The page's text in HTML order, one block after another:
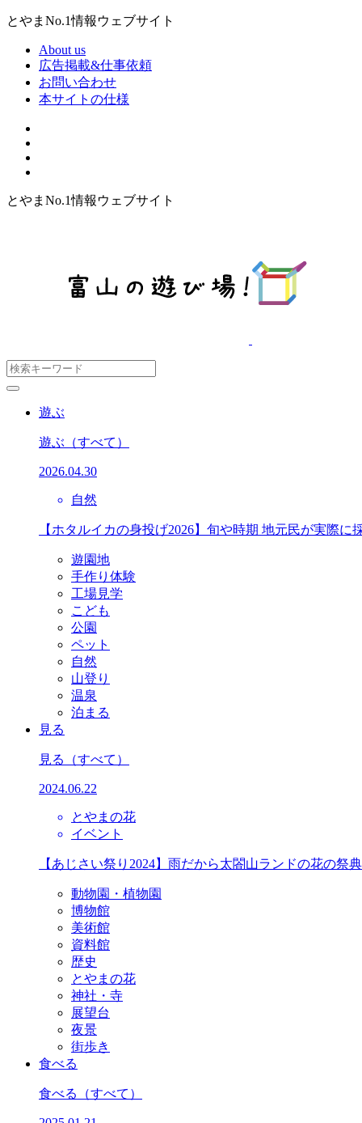
とやまNo.1情報ウェブサイト
About us
広告掲載&仕事依頼
お問い合わせ
本サイトの仕様
とやまNo.1情報ウェブサイト
遊ぶ
遊ぶ （すべて）
2026.04.30
自然
【ホタルイカの身投げ2026】旬や時期 地元民が実際に
遊園地
手作り体験
工場見学
こども
公園
ペット
自然
山登り
温泉
泊まる
見る
見る （すべて）
2024.06.22
とやまの花
イベント
【あじさい祭り2024】雨だから太閤山ランドの花の祭
動物園・植物園
博物館
美術館
資料館
歴史
とやまの花
神社・寺
展望台
夜景
街歩き
食べる
食べる （すべて）